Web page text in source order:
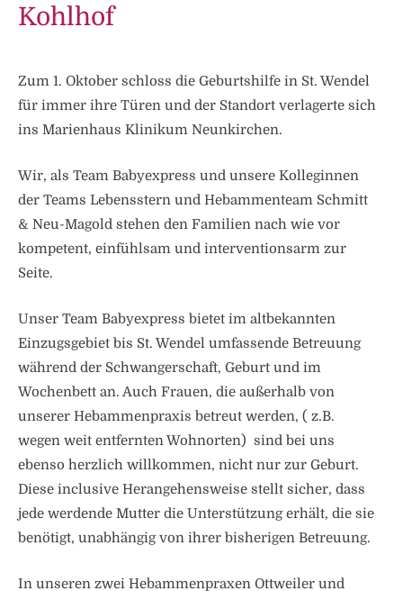
Kohlhof
Zum 1. Oktober schloss die Geburtshilfe in St. Wendel
für immer ihre Türen und der Standort verlagerte sich
ins Marienhaus Klinikum Neunkirchen.
Wir, als Team Babyexpress und unsere Kolleginnen
der Teams Lebensstern und Hebammenteam Schmitt
& Neu-Magold stehen den Familien nach wie vor
kompetent, einfühlsam und interventionsarm zur
Seite.
Unser Team Babyexpress bietet im altbekannten
Einzugsgebiet bis St. Wendel umfassende Betreuung
während der Schwangerschaft, Geburt und im
Wochenbett an. Auch Frauen, die außerhalb von
unserer Hebammenpraxis betreut werden, ( z.B.
wegen weit entfernten Wohnorten) sind bei uns
ebenso herzlich willkommen, nicht nur zur Geburt.
Diese inclusive Herangehensweise stellt sicher, dass
jede werdende Mutter die Unterstützung erhält, die sie
benötigt, unabhängig von ihrer bisherigen Betreuung.
In unseren zwei Hebammenpraxen Ottweiler und